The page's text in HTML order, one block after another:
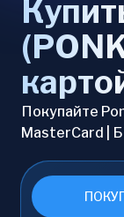
Покупайте
MasterCard |